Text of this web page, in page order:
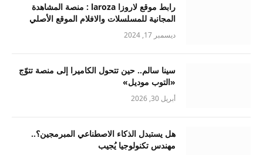
رابط موقع لاروزا laroza : منصة المشاهدة
المجانية للمسلسلات والافلام الموقع الأصلي
ديسمبر 17, 2024
سينا سالم.. حين تتحول الكاميرا إلى منصة تتوّج
«التوب موديل»
أبريل 30, 2026
هل يستبدل الذكاء الاصطناعي المبرمجين؟..
مهندس تكنولوجيا يُجيب